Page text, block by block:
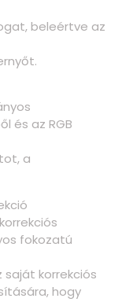
beleértve az
és az RGB
a
fokozatú
saját korrekciós
hogy